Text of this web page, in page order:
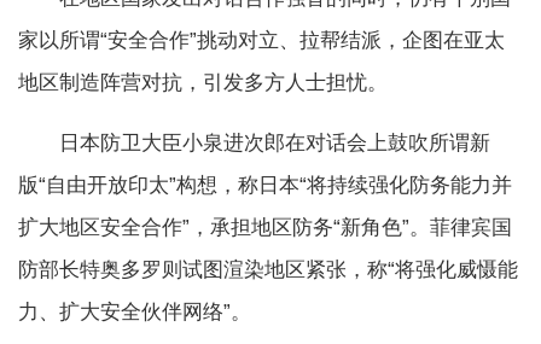
家以所谓“安全合作”挑动对立、拉帮结派，企图在亚太
地区制造阵营对抗，引发多方人士担忧。
日本防卫大臣小泉进次郎在对话会上鼓吹所谓新
版“自由开放印太”构想，称日本“将持续强化防务能力并
扩大地区安全合作”，承担地区防务“新角色”。菲律宾国
防部长特奥多罗则试图渲染地区紧张，称“将强化威慑能
力、扩大安全伙伴网络”。